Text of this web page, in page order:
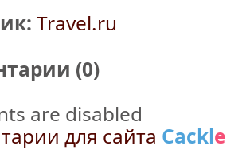
Travel.ru
(0)
are disabled
для сайта Cackle